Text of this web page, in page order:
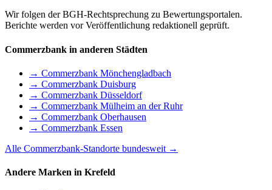
Wir folgen der BGH-Rechtsprechung zu Bewertungsportalen.
Berichte werden vor Veröffentlichung redaktionell geprüft.
Commerzbank in anderen Städten
→ Commerzbank Mönchengladbach
→ Commerzbank Duisburg
→ Commerzbank Düsseldorf
→ Commerzbank Mülheim an der Ruhr
→ Commerzbank Oberhausen
→ Commerzbank Essen
Alle Commerzbank-Standorte bundesweit →
Andere Marken in Krefeld